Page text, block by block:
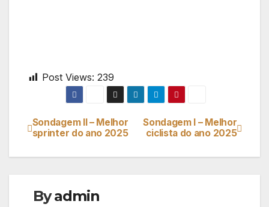
Post Views: 239
Navegação
de
Sondagem I – Melhor
ciclista do ano 2025
Sondagem II – Melhor
sprinter do ano 2025
Byadmin